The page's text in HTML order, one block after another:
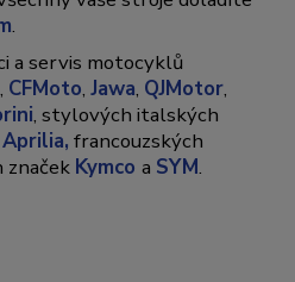
.
a servis motocyklů
, CFMoto,Jawa, QJMotor,
, stylových italských
francouzských
značek Kymcoa SYM.